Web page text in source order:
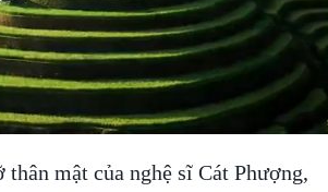
mật của nghệ sĩ Cát Phượng,